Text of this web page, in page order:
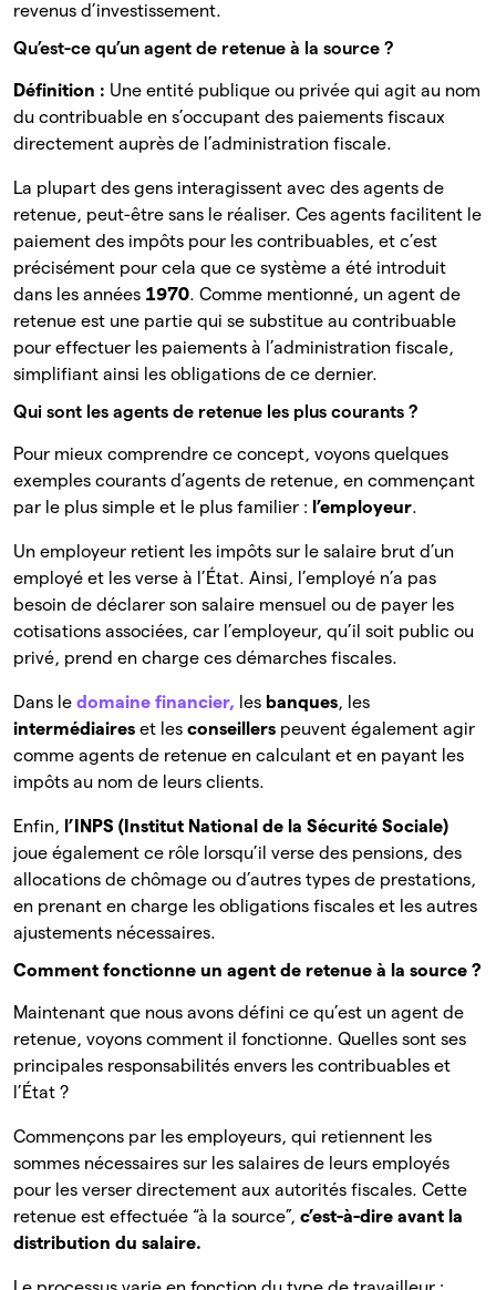
revenus d’investissement.
Qu’est-ce qu’un agent de retenue à la source ?
Définition : Une entité publique ou privée qui agit au nom
du contribuable en s’occupant des paiements fiscaux
directement auprès de l’administration fiscale.
La plupart des gens interagissent avec des agents de
retenue, peut-être sans le réaliser. Ces agents facilitent le
paiement des impôts pour les contribuables, et c’est
précisément pour cela que ce système a été introduit
dans les années 1970. Comme mentionné, un agent de
retenue est une partie qui se substitue au contribuable
pour effectuer les paiements à l’administration fiscale,
simplifiant ainsi les obligations de ce dernier.
Qui sont les agents de retenue les plus courants ?
Pour mieux comprendre ce concept, voyons quelques
exemples courants d’agents de retenue, en commençant
par le plus simple et le plus familier : l’employeur.
Un employeur retient les impôts sur le salaire brut d’un
employé et les verse à l’État. Ainsi, l’employé n’a pas
besoin de déclarer son salaire mensuel ou de payer les
cotisations associées, car l’employeur, qu’il soit public ou
privé, prend en charge ces démarches fiscales.
Dans le domaine financier, les banques, les
intermédiaires et les conseillers peuvent également agir
comme agents de retenue en calculant et en payant les
impôts au nom de leurs clients.
Enfin, l’INPS (Institut National de la Sécurité Sociale)
joue également ce rôle lorsqu’il verse des pensions, des
allocations de chômage ou d’autres types de prestations,
en prenant en charge les obligations fiscales et les autres
ajustements nécessaires.
Comment fonctionne un agent de retenue à la source ?
Maintenant que nous avons défini ce qu’est un agent de
retenue, voyons comment il fonctionne. Quelles sont ses
principales responsabilités envers les contribuables et
l’État ?
Commençons par les employeurs, qui retiennent les
sommes nécessaires sur les salaires de leurs employés
pour les verser directement aux autorités fiscales. Cette
retenue est effectuée “à la source”, c’est-à-dire avant la
distribution du salaire.